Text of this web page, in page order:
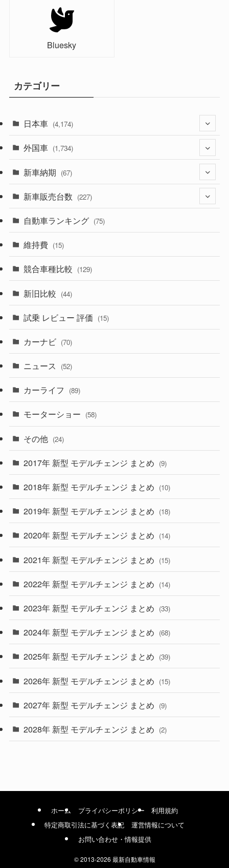
Bluesky
カテゴリー
日本車 (4,174)
(1,321)
(329)
(357)
(328)
(194)
(230)
(253)
外国車 (1,734)
(242)
(85)
(84)
(14)
(222)
(50)
(43)
(6)
(9)
(4)
(30)
(27)
(58)
(28)
(27)
(26)
(33)
(10)
(35)
(10)
(9)
(22)
(4)
(9)
(4)
(1)
新車納期 (67)
(28)
(8)
(3)
(3)
(5)
(1)
新車販売台数 (227)
(21)
(5)
(7)
(5)
自動車ランキング (75)
維持費 (15)
競合車種比較 (129)
新旧比較 (44)
試乗 レビュー 評価 (15)
カーナビ (70)
ニュース (52)
カーライフ (89)
モーターショー (58)
その他 (24)
2017年 新型 モデルチェンジ まとめ (9)
2018年 新型 モデルチェンジ まとめ (10)
2019年 新型 モデルチェンジ まとめ (18)
2020年 新型 モデルチェンジ まとめ (14)
2021年 新型 モデルチェンジ まとめ (15)
2022年 新型 モデルチェンジ まとめ (14)
2023年 新型 モデルチェンジ まとめ (33)
2024年 新型 モデルチェンジ まとめ (68)
2025年 新型 モデルチェンジ まとめ (39)
2026年 新型 モデルチェンジ まとめ (15)
2027年 新型 モデルチェンジ まとめ (9)
2028年 新型 モデルチェンジ まとめ (2)
ホーム プライバシーポリシー
利用規約
特定商取引法に基づく表記
運営情報について
お問い合わせ・情報提供
©2013-2026 最新自動車情報